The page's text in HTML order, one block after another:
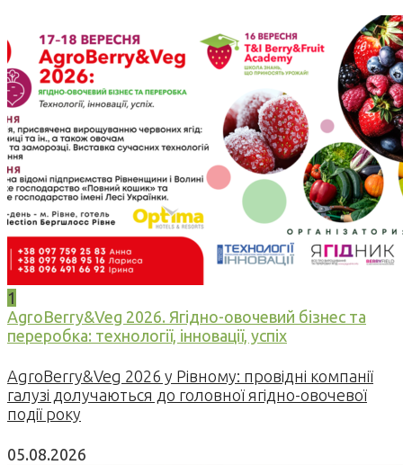
1
AgroBerry&Veg 2026. Ягідно-овочевий бізнес та
переробка: технології, інновації, успіх
AgroBerry&Veg 2026 у Рівному: провідні компанії
галузі долучаються до головної ягідно-овочевої
події року
05.08.2026